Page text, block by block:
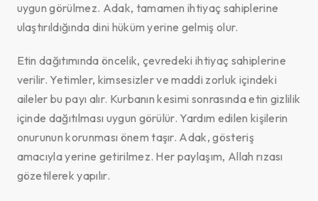
uygun görülmez. Adak, tamamen ihtiyaç sahiplerine
ulaştırıldığında dini hüküm yerine gelmiş olur.
Etin dağıtımında öncelik, çevredeki ihtiyaç sahiplerine
verilir. Yetimler, kimsesizler ve maddi zorluk içindeki
aileler bu payı alır. Kurbanın kesimi sonrasında etin gizlilik
içinde dağıtılması uygun görülür. Yardım edilen kişilerin
onurunun korunması önem taşır. Adak, gösteriş
amacıyla yerine getirilmez. Her paylaşım, Allah rızası
gözetilerek yapılır.